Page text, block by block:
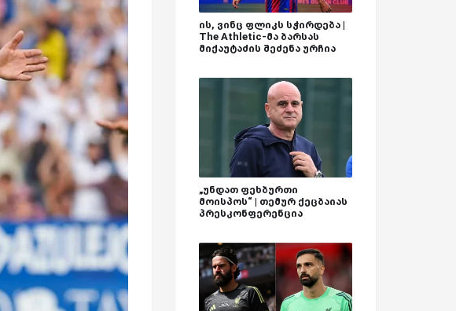
ის, ვინც ფლიკს სჭირდება |
The Athletic-მა ბარსას
მიქაუტაძის შეძენა ურჩია
„უნდათ ფეხბურთი
მოისპოს“ | თემურ ქეცბაიას
პრესკონფერენცია